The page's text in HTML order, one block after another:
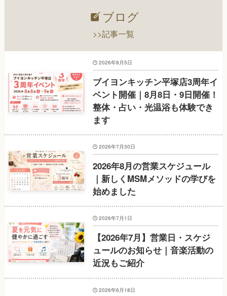
ブログ
>>記事一覧
ブイヨンキッチン平塚店3周年イ
ベント開催｜8月8日・9日開催！
整体・占い・光温浴も体験でき
ます
2026年8月5日
2026年8月の営業スケジュール
｜新しくMSMメソッドの学びを
始めました
2026年7月30日
【2026年7月】営業日・スケジ
ュールのお知らせ｜音楽活動の
近況もご紹介
2026年7月1日
2026年6月18日